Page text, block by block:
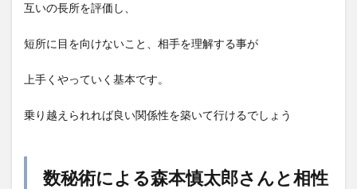
互いの長所を評価し、
短所に目を向けないこと、相手を理解する事が
上手くやっていく基本です。
乗り越えられれば良い関係性を築いて行けるでしょう
数秘術による森本慎太郎さんと相性